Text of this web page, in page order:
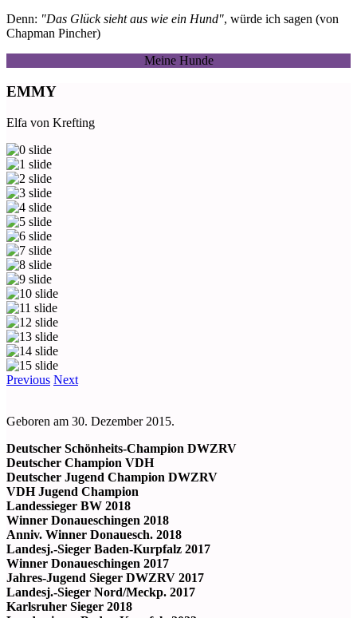
Denn: "Das Glück sieht aus wie ein Hund", würde ich sagen (von
Chapman Pincher)
Meine Hunde
EMMY
Elfa von Krefting
Previous Next
Geboren am 30. Dezember 2015.
Deutscher Schönheits-Champion DWZRV
Deutscher Champion VDH
Deutscher Jugend Champion DWZRV
VDH Jugend Champion
Landessieger BW 2018
Winner Donaueschingen 2018
Anniv. Winner Donauesch. 2018
Landesj.-Sieger Baden-Kurpfalz 2017
Winner Donaueschingen 2017
Jahres-Jugend Sieger DWZRV 2017
Landesj.-Sieger Nord/Meckp. 2017
Karlsruher Sieger 2018